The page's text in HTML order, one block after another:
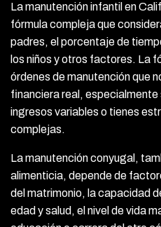
La manutención infantil en
fórmula compleja que
padres, el porcentaje de
los niños y otros factores. La
órdenes de manutención que
financiera real,
ingresos variables o tienes
complejas.
La manutención conyugal,
alimenticia, depende de
del matrimonio, la capacidad
edad y salud, el nivel de vida